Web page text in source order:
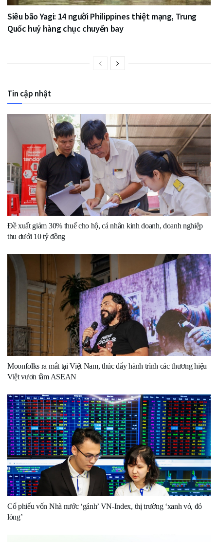
Siêu bão Yagi: 14 người Philippines thiệt mạng, Trung
Quốc huỷ hàng chục chuyến bay
Tin cập nhật
Đề xuất giảm 30% thuế cho hộ, cá nhân kinh doanh, doanh nghiệp
thu dưới 10 tỷ đồng
Moonfolks ra mắt tại Việt Nam, thúc đẩy hành trình các thương hiệu
Việt vươn tầm ASEAN
Cổ phiếu vốn Nhà nước ‘gánh’ VN-Index, thị trường ‘xanh vỏ, đỏ
lòng’